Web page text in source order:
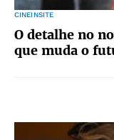
CINEINSITE
O detalhe no
que muda o